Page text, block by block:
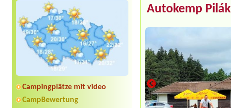
Campingplätze mit video
CampBewertung
Autokemp Pilák